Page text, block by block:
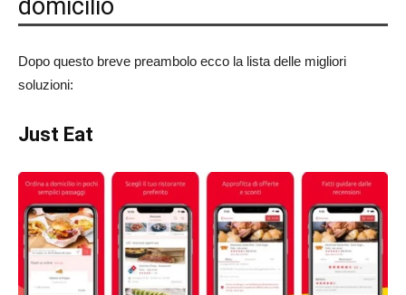
domicilio
Dopo questo breve preambolo ecco la lista delle migliori
soluzioni:
Just Eat